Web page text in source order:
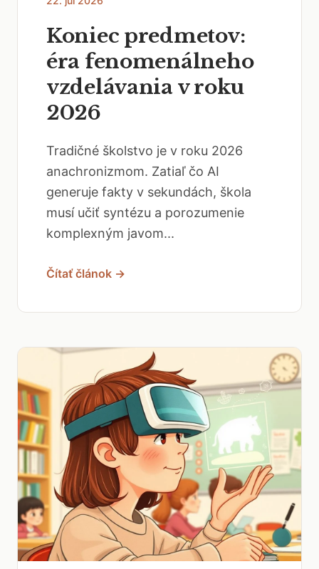
Koniec predmetov:
éra fenomenálneho
vzdelávania v roku
2026
Tradičné školstvo je v roku 2026
anachronizmom. Zatiaľ čo AI
generuje fakty v sekundách, škola
musí učiť syntézu a porozumenie
komplexným javom...
Čítať článok →